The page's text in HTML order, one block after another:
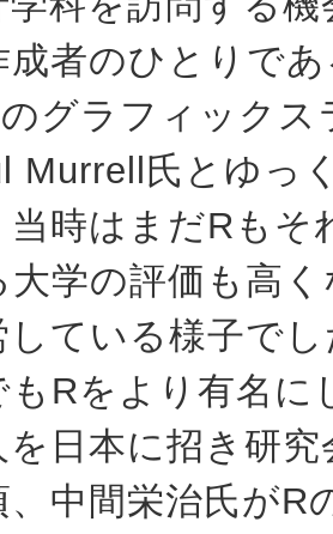
成者のひとりで
グラフィック
Murrell氏とゆっ
当時はまだRもそ
大学の評価も高
している様子で
もRをより有名に
を日本に招き研
、中間栄治氏がR